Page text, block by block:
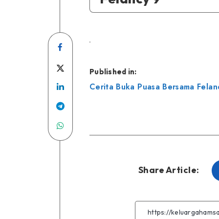
Share
on
Facebook
Twitter
Share
on
Linkedin
Share
Share
Published in:
Navigasi
Cerita Buka Puasa Bersama
Share Article: